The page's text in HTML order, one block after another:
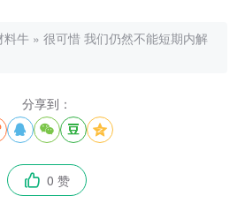
料牛 » 很可惜 我们仍然不能短期内解
分享到：
   
 0 赞